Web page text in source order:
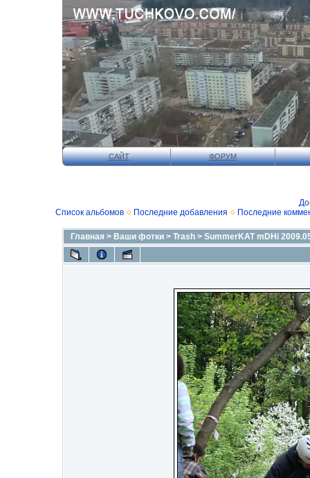
САЙТ ФОРУМ
Список альбомов
Последние добавления Последние
Главная > Ваши фотки > Trash > SummerKAT mDHi